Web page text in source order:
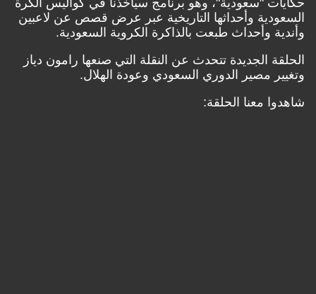
حكايات "سعودية"، وهو برنامج سيأخذنا في كواليس الكرة
السعودية وأحداثها التاريخية عبر عرض قصص عن لاعبين
وأندية وأحداث طبعت بالذاكرة الكروية السعودية.
الحلقة الجديدة تتحدث عن النقلة التي صنعها رامون دياز
وتغيير مصير الدوري السعودي وعودة الهلال.
شاهدوا معنا الحلقة: